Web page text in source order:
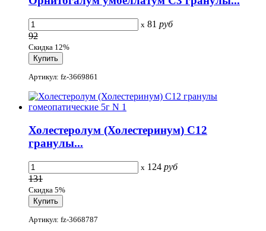
x 81 руб
92
Скидка 12%
Артикул: fz-3669861
Холестеролум (Холестеринум) С12
гранулы...
x 124 руб
131
Скидка 5%
Артикул: fz-3668787